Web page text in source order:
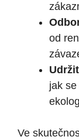
od
jak
Ve